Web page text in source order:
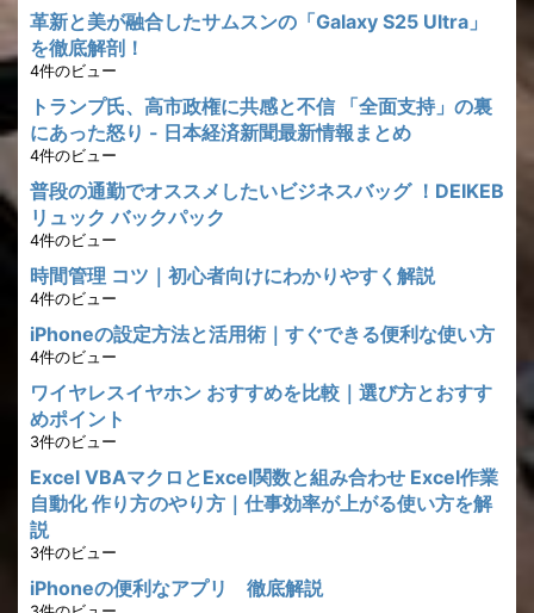
革新と美が融合したサムスンの「Galaxy S25 Ultra」
を徹底解剖！
4件のビュー
トランプ氏、高市政権に共感と不信 「全面支持」の裏
にあった怒り - 日本経済新聞最新情報まとめ
4件のビュー
普段の通勤でオススメしたいビジネスバッグ ！DEIKEB
リュック バックパック
4件のビュー
時間管理 コツ｜初心者向けにわかりやすく解説
4件のビュー
iPhoneの設定方法と活用術｜すぐできる便利な使い方
4件のビュー
ワイヤレスイヤホン おすすめを比較｜選び方とおすす
めポイント
3件のビュー
Excel VBAマクロとExcel関数と組み合わせ Excel作業
自動化 作り方のやり方｜仕事効率が上がる使い方を解
説
3件のビュー
iPhoneの便利なアプリ 徹底解説